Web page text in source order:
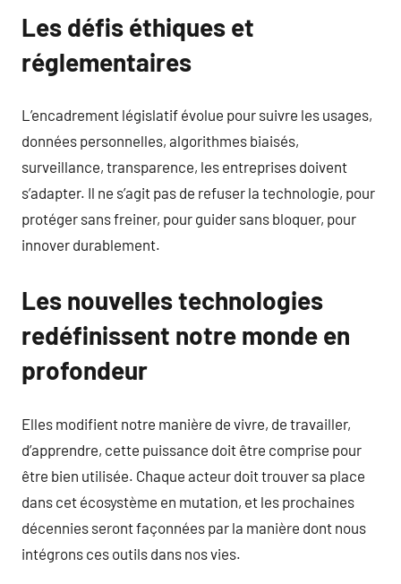
Les défis éthiques et
réglementaires
L’encadrement législatif évolue pour suivre les usages,
données personnelles, algorithmes biaisés,
surveillance, transparence, les entreprises doivent
s’adapter. Il ne s’agit pas de refuser la technologie, pour
protéger sans freiner, pour guider sans bloquer, pour
innover durablement.
Les nouvelles technologies
redéfinissent notre monde en
profondeur
Elles modifient notre manière de vivre, de travailler,
d’apprendre, cette puissance doit être comprise pour
être bien utilisée. Chaque acteur doit trouver sa place
dans cet écosystème en mutation, et les prochaines
décennies seront façonnées par la manière dont nous
intégrons ces outils dans nos vies.